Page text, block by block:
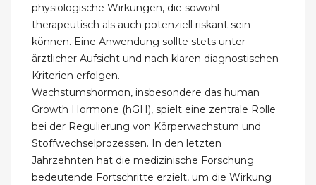
physiologische Wirkungen, die sowohl
therapeutisch als auch potenziell riskant sein
können. Eine Anwendung sollte stets unter
ärztlicher Aufsicht und nach klaren diagnostischen
Kriterien erfolgen.
Wachstumshormon, insbesondere das human
Growth Hormone (hGH), spielt eine zentrale Rolle
bei der Regulierung von Körperwachstum und
Stoffwechselprozessen. In den letzten
Jahrzehnten hat die medizinische Forschung
bedeutende Fortschritte erzielt, um die Wirkung